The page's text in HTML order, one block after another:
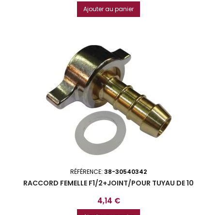
Ajouter au panier
RÉFÉRENCE: 38-30540342
RACCORD FEMELLE F1/2+JOINT/POUR TUYAU DE 10
Prix
4,14 €